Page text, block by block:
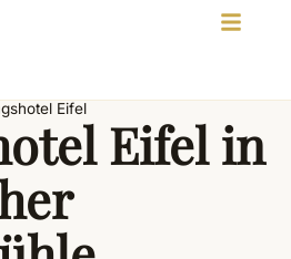
Eifel
Eifel in